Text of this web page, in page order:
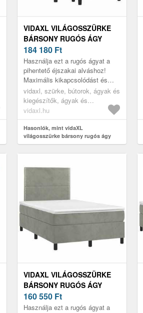
VIDAXL VILÁGOSSZÜRKE
BÁRSONY RUGÓS ÁGY
MATRACCAL 120 X 190 CM
184 180 Ft
Használja ezt a rugós ágyat a
pihentető éjszakai alváshoz!
Maximális kikapcsolódást és
kellemes alvást kínál.
vidaxl, szürke, bútorok, ágyak és
kiegészítők, ágyak és
ágykeretek
vidaxl.hu
Hasonlók, mint vidaXL
világosszürke bársony rugós ágy
matraccal 120 x 190 cm
VIDAXL VILÁGOSSZÜRKE
BÁRSONY RUGÓS ÁGY
MATRACCAL 120 X 190 CM
160 550 Ft
Használja ezt a rugós ágyat a